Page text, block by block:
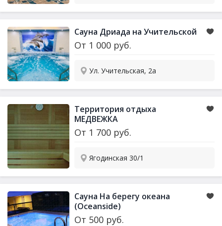
Сауна Дриада на Учительской
От 1 000 руб.
Ул. Учительская, 2а
Территория отдыха
МЕДВЕЖКА
От 1 700 руб.
Ягодинская 30/1
Сауна На берегу океана
(Oceanside)
От 500 руб.